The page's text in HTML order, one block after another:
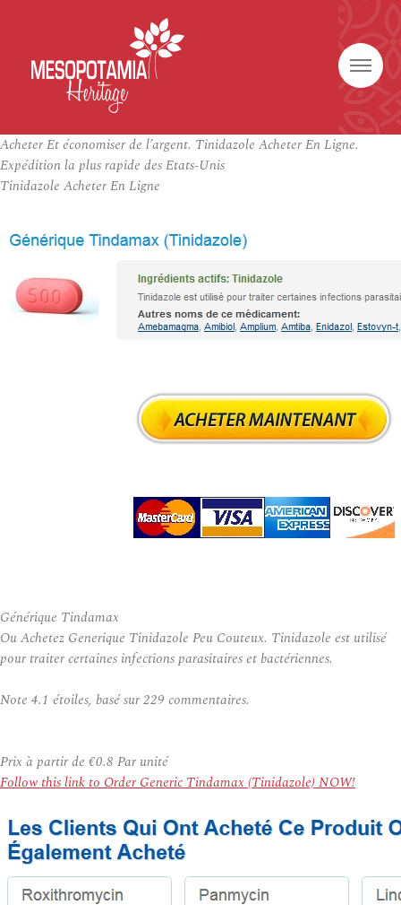
Acheter Et économiser de l’argent. Tinidazole Acheter En Ligne.
Expédition la plus rapide des Etats-Unis
Tinidazole Acheter En Ligne
Générique Tindamax
Ou Achetez Generique Tinidazole Peu Couteux. Tinidazole est utilisé
pour traiter certaines infections parasitaires et bactériennes.
Note 4.1 étoiles, basé sur229 commentaires.
Prix à partir de €0.8 Par unité
Follow this link to Order Generic Tindamax (Tinidazole) NOW!